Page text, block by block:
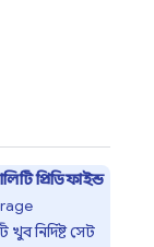
প্রিডিফাইন্ড
নির্দিষ্ট সেট